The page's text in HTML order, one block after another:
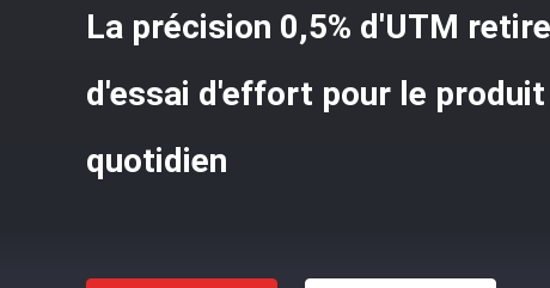
La précision 0,5% d'UTM
d'essai d'effort pour le
quotidien